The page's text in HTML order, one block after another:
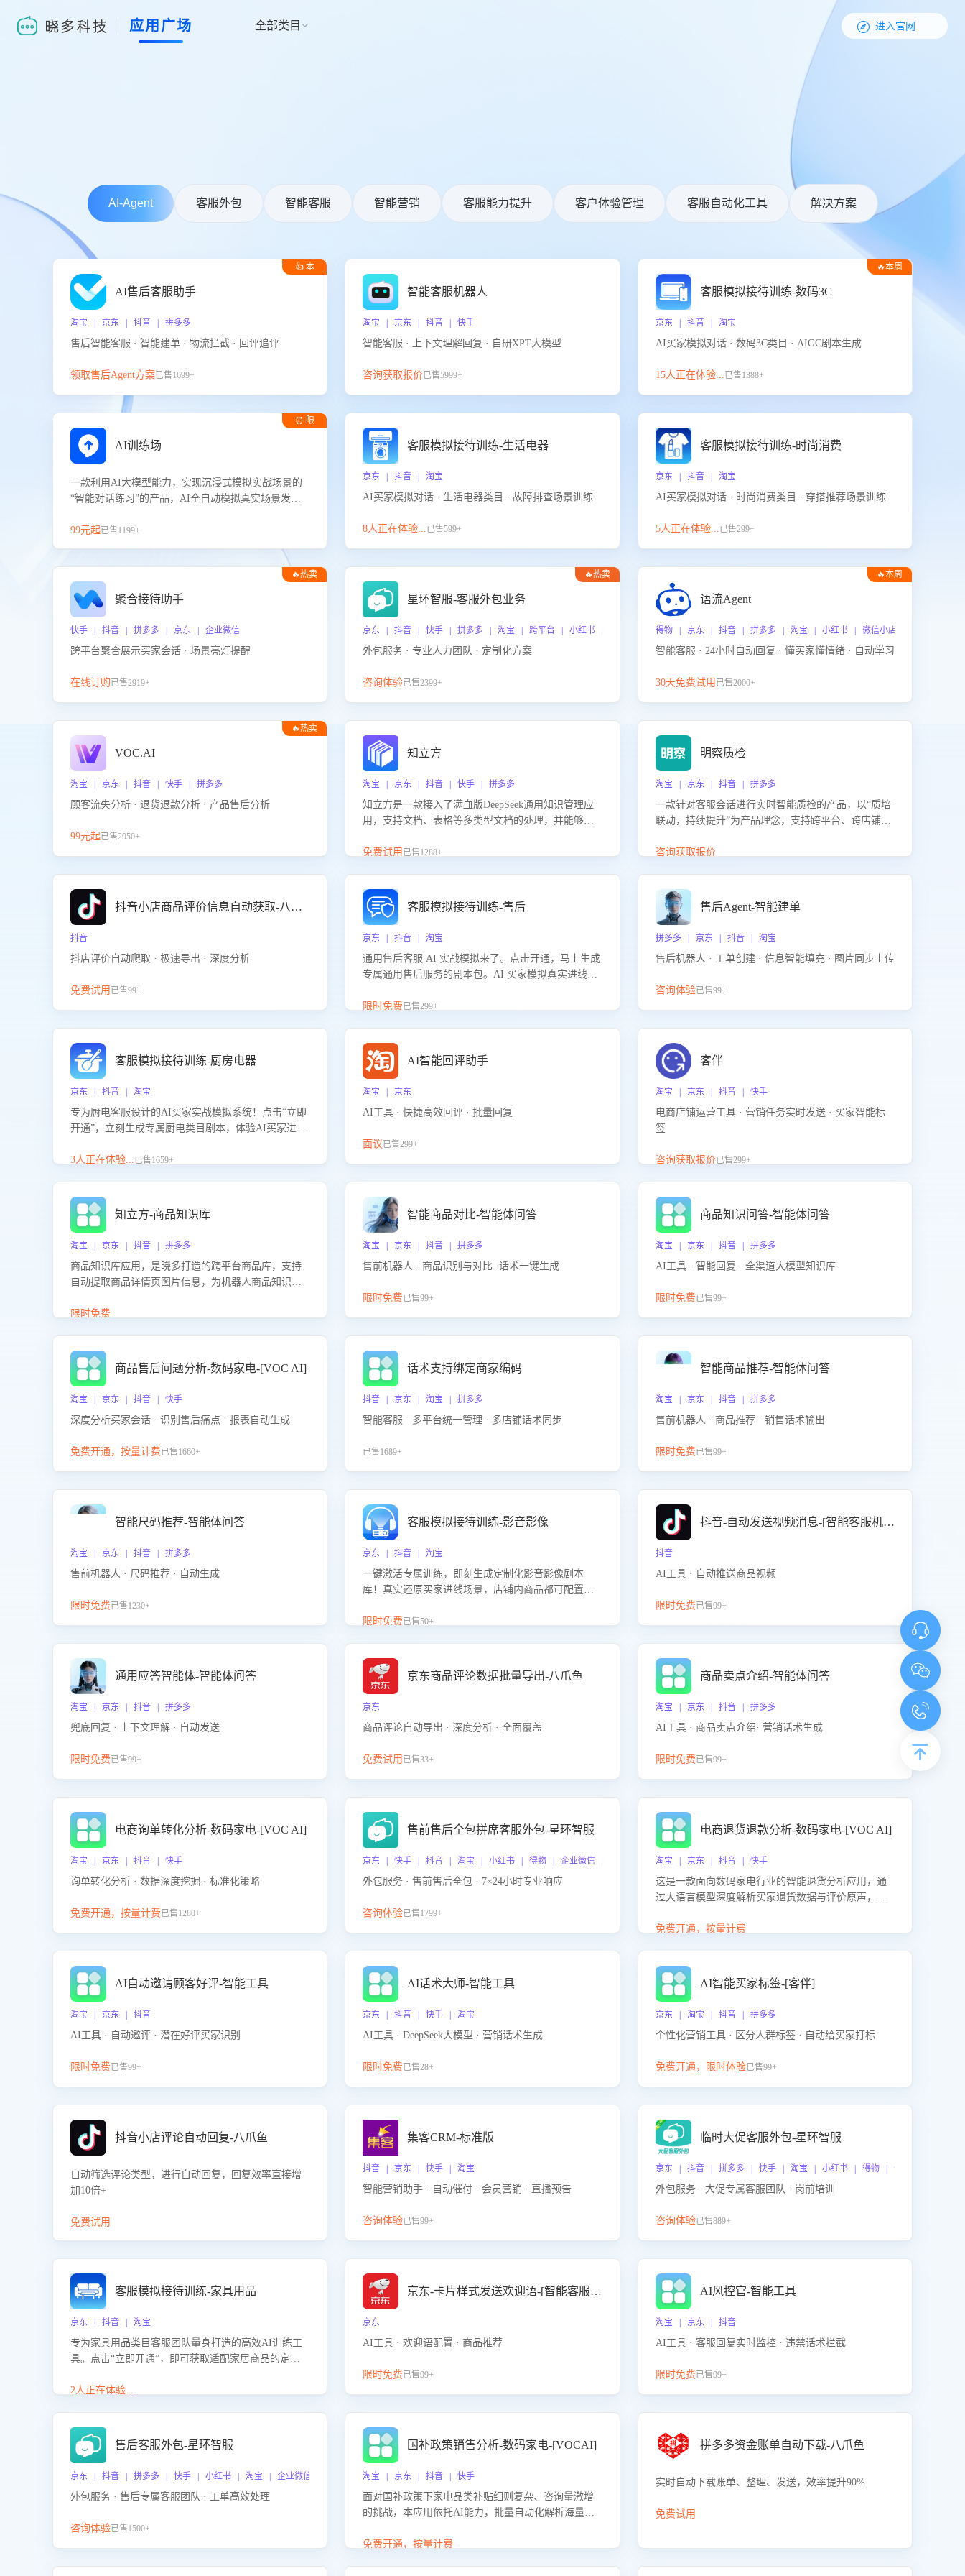
应用广场 全部类目   进入官网
AI-Agent 客服外包 智能客服 智能营销 客服能力提升 客户体验管理 客服自动化工具 解决方案
👍 本
AI售后客服助手
淘宝 | 京东 | 抖音 | 拼多多
售后智能客服 · 智能建单 · 物流拦截 · 回评追评
领取售后Agent方案已售1699+
智能客服机器人
淘宝 | 京东 | 抖音 | 快手
智能客服 · 上下文理解回复 · 自研XPT大模型
咨询获取报价已售5999+
🔥本周
客服模拟接待训练-数码3C
京东 | 抖音 | 淘宝
AI买家模拟对话 · 数码3C类目 · AIGC剧本生成
15人正在体验...已售1388+
⏰ 限
AI训练场
一款利用AI大模型能力，实现沉浸式模拟实战场景的
“智能对话练习”的产品，AI全自动模拟真实场景发生
提升客服团队的销服能力。
99元起已售1199+
客服模拟接待训练-生活电器
京东 | 抖音 | 淘宝
AI买家模拟对话 · 生活电器类目 · 故障排查场景训练
8人正在体验...已售599+
客服模拟接待训练-时尚消费
京东 | 抖音 | 淘宝
AI买家模拟对话 · 时尚消费类目 · 穿搭推荐场景训练
5人正在体验...已售299+
🔥热卖
聚合接待助手
快手 | 抖音 | 拼多多 | 京东 | 企业微信
跨平台聚合展示买家会话 · 场景亮灯提醒
在线订购已售2919+
🔥热卖
星环智服-客服外包业务
京东 | 抖音 | 快手 | 拼多多 | 淘宝 | 跨平台 | 小红书 | 得物 | 企业微信
外包服务 · 专业人力团队 · 定制化方案
咨询体验已售2399+
🔥本周
语流Agent
得物 | 京东 | 抖音 | 拼多多 | 淘宝 | 小红书 | 微信小店 | 快手 | 唯品
智能客服 · 24小时自动回复 · 懂买家懂情绪 · 自动学习
30天免费试用 已售2000+
🔥热卖
VOC.AI
淘宝 | 京东 | 抖音 | 快手 | 拼多多
顾客流失分析 · 退货退款分析 · 产品售后分析
99元起已售2950+
知立方
淘宝 | 京东 | 抖音 | 快手 | 拼多多
知立方是一款接入了满血版DeepSeek通用知识管理应
用，支持文档、表格等多类型文档的处理，并能够基
景提供强大的知识支持，帮助用户高效管理和利用知
免费试用 已售1288+
明察质检
淘宝 | 京东 | 抖音 | 拼多多
一款针对客服会话进行实时智能质检的产品，以“质培
联动，持续提升”为产品理念，支持跨平台、跨店铺的
联动，持续提升客服团队的销服能力。
咨询获取报价
抖音小店商品评价信息自动获取-八爪鱼
抖音
抖店评价自动爬取 · 极速导出 · 深度分析
免费试用 已售99+
客服模拟接待训练-售后
京东 | 抖音 | 淘宝
通用售后客服 AI 实战模拟来了。点击开通，马上生成
专属通用售后服务的剧本包。AI 买家模拟真实进线咨
咨询等售后场景的应对要点，轻松提升服务能力。
限时免费已售299+
售后Agent-智能建单
拼多多 | 京东 | 抖音 | 淘宝
售后机器人 · 工单创建 · 信息智能填充 · 图片同步上传
咨询体验已售99+
客服模拟接待训练-厨房电器
京东 | 抖音 | 淘宝
专为厨电客服设计的AI买家实战模拟系统！点击“立即
开通”，立刻生成专属厨电类目剧本，体验AI买家进线
能咨询”等真实场景应对技巧！
3人正在体验...已售1659+
AI智能回评助手
淘宝 | 京东
AI工具 · 快捷高效回评 · 批量回复
面议已售299+
客伴
淘宝 | 京东 | 抖音 | 快手
电商店铺运营工具 · 营销任务实时发送 · 买家智能标
签
咨询获取报价已售299+
知立方-商品知识库
淘宝 | 京东 | 抖音 | 拼多多
商品知识库应用，是晓多打造的跨平台商品库，支持
自动提取商品详情页图片信息，为机器人商品知识问
商品知识。
限时免费
智能商品对比-智能体问答
淘宝 | 京东 | 抖音 | 拼多多
售前机器人 · 商品识别与对比 ·话术一键生成
限时免费已售99+
商品知识问答-智能体问答
淘宝 | 京东 | 抖音 | 拼多多
AI工具 · 智能回复 · 全渠道大模型知识库
限时免费已售99+
商品售后问题分析-数码家电-[VOC AI]
淘宝 | 京东 | 抖音 | 快手
深度分析买家会话 · 识别售后痛点 · 报表自动生成
免费开通，按量计费已售1660+
话术支持绑定商家编码
抖音 | 京东 | 淘宝 | 拼多多
智能客服 · 多平台统一管理 · 多店铺话术同步
已售1689+
智能商品推荐-智能体问答
淘宝 | 京东 | 抖音 | 拼多多
售前机器人 · 商品推荐 · 销售话术输出
限时免费已售99+
智能尺码推荐-智能体问答
淘宝 | 京东 | 抖音 | 拼多多
售前机器人 · 尺码推荐 · 自动生成
限时免费已售1230+
客服模拟接待训练-影音影像
京东 | 抖音 | 淘宝
一键激活专属训练，即刻生成定制化影音影像剧本
库！真实还原买家进线场景，店铺内商品都可配置到
升客服售前转化率。点击 “立即开通”，快速获取影音
限时免费已售50+
抖音-自动发送视频消息-[智能客服机器人]
抖音
AI工具 · 自动推送商品视频
限时免费已售99+
通用应答智能体-智能体问答
淘宝 | 京东 | 抖音 | 拼多多
兜底回复 · 上下文理解 · 自动发送
限时免费已售99+
京东商品评论数据批量导出-八爪鱼
京东
商品评论自动导出 · 深度分析 · 全面覆盖
免费试用 已售33+
商品卖点介绍-智能体问答
淘宝 | 京东 | 抖音 | 拼多多
AI工具 · 商品卖点介绍· 营销话术生成
限时免费已售99+
电商询单转化分析-数码家电-[VOC AI]
淘宝 | 京东 | 抖音 | 快手
询单转化分析 · 数据深度挖掘 · 标准化策略
免费开通，按量计费已售1280+
售前售后全包拼席客服外包-星环智服
京东 | 快手 | 抖音 | 淘宝 | 小红书 | 得物 | 企业微信 | 跨平台
外包服务 · 售前售后全包 · 7×24小时专业响应
咨询体验已售1799+
电商退货退款分析-数码家电-[VOC AI]
淘宝 | 京东 | 抖音 | 快手
这是一款面向数码家电行业的智能退货分析应用，通
过大语言模型深度解析买家退货数据与评价原声，精
因，并输出可落地的改进建议，通过挖掘用户痛点驱
免费开通，按量计费
AI自动邀请顾客好评-智能工具
淘宝 | 京东 | 抖音
AI工具 · 自动邀评 · 潜在好评买家识别
限时免费已售99+
AI话术大师-智能工具
京东 | 抖音 | 快手 | 淘宝
AI工具 · DeepSeek大模型 · 营销话术生成
限时免费已售28+
AI智能买家标签-[客伴]
京东 | 淘宝 | 抖音 | 拼多多
个性化营销工具 · 区分人群标签 · 自动给买家打标
免费开通，限时体验已售99+
抖音小店评论自动回复-八爪鱼
自动筛选评论类型，进行自动回复，回复效率直接增
加10倍+
免费试用
集客CRM-标准版
抖音 | 京东 | 快手 | 淘宝
智能营销助手 · 自动催付 · 会员营销 · 直播预告
咨询体验已售99+
临时大促客服外包-星环智服
京东 | 抖音 | 拼多多 | 快手 | 淘宝 | 小红书 | 得物 | 企业微信
外包服务 · 大促专属客服团队 · 岗前培训
咨询体验已售889+
客服模拟接待训练-家具用品
京东 | 抖音 | 淘宝
专为家具用品类目客服团队量身打造的高效AI训练工
具。点击“立即开通”，即可获取适配家居商品的定制
客服在家具用品功能、尺寸参数咨询等高频场景下的
2人正在体验...
京东-卡片样式发送欢迎语-[智能客服机器人]
京东
AI工具 · 欢迎语配置 · 商品推荐
限时免费已售99+
AI风控官-智能工具
淘宝 | 京东 | 抖音
AI工具 · 客服回复实时监控 · 违禁话术拦截
限时免费已售99+
售后客服外包-星环智服
京东 | 抖音 | 拼多多 | 快手 | 小红书 | 淘宝 | 企业微信
外包服务 · 售后专属客服团队 · 工单高效处理
咨询体验已售1500+
国补政策销售分析-数码家电-[VOCAI]
淘宝 | 京东 | 抖音 | 快手
面对国补政策下家电品类补贴细则复杂、咨询量激增
的挑战，本应用依托AI能力，批量自动化解析海量客
政策的关注焦点与购买意向，深度洞察决策动因。同
免费开通，按量计费
拼多多资金账单自动下载-八爪鱼
实时自动下载账单、整理、发送，效率提升90%
免费试用